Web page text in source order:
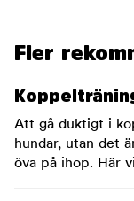
Fler
Att gå duktigt i
hundar, utan det
öva på ihop. Här